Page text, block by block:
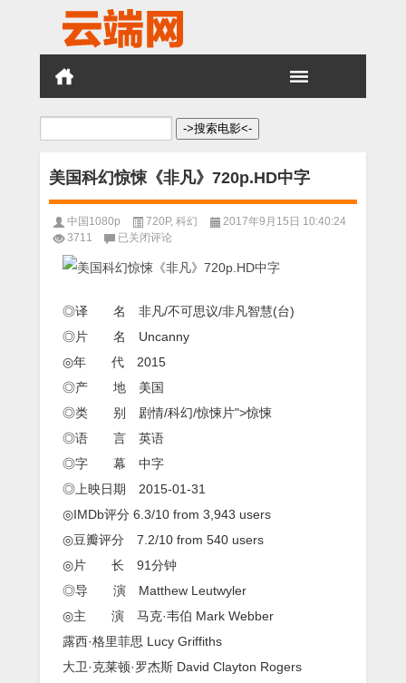
搜
美国科幻惊悚《非凡》720p.HD中字
中国1080p 720P, 科幻
2017年9月15日 10:40:24
3711
美
科
悚
《非
720p.HD
中
已关闭评论
◎译 名 非凡/不可思议/非凡智慧(台)
◎片 名 Uncanny
◎年 代 2015
◎产 地 美国
◎类 别 剧情/科幻/惊悚片">惊悚
◎语 言 英语
◎字 幕 中字
◎上映日期 2015-01-31
◎IMDb评分 6.3/10 from 3,943 users
◎豆瓣评分 7.2/10 from 540 users
◎片 长 91分钟
◎导 演 Matthew Leutwyler
◎主 演 马克·韦伯 Mark Webber
露西·格里菲思 Lucy Griffiths
大卫·克莱顿·罗杰斯 David Clayton Rogers